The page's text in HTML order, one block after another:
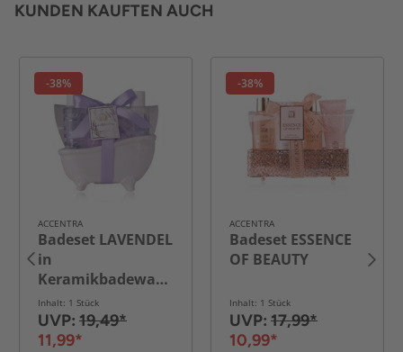
KUNDEN KAUFTEN AUCH
-38%
ACCENTRA
Badeset LAVENDEL
in
Keramikbadewanne
Inhalt: 1 Stück
UVP: 19,49*
11,99*
-38%
ACCENTRA
Badeset ESSENCE
OF BEAUTY
Inhalt: 1 Stück
UVP: 17,99*
10,99*